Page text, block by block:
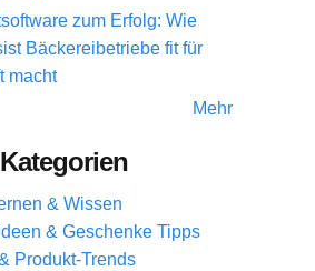
zum Erfolg: Wie
Bäckereibetriebe fit für
macht
Mehr
& Wissen
& Geschenke Tipps
Produkt-Trends